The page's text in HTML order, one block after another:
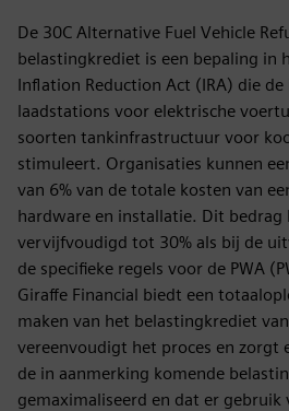
De 30C Alternative Fuel Vehicle
belastingkrediet is een bepaling in
Inflation Reduction Act (IRA) die
laadstations voor elektrische
soorten tankinfrastructuur voor
stimuleert. Organisaties kunnen
van 6% van de totale kosten van
hardware en installatie. Dit bedrag
vervijfvoudigd tot 30% als bij de
de specifieke regels voor de PWA
Giraffe Financial biedt een
maken van het belastingkrediet
vereenvoudigt het proces en
de in aanmerking komende
gemaximaliseerd en dat er